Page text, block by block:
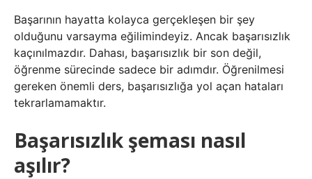
Başarının hayatta kolayca gerçekleşen bir şey
olduğunu varsayma eğilimindeyiz. Ancak başarısızlık
kaçınılmazdır. Dahası, başarısızlık bir son değil,
öğrenme sürecinde sadece bir adımdır. Öğrenilmesi
gereken önemli ders, başarısızlığa yol açan hataları
tekrarlamamaktır.
Başarısızlık şeması nasıl
aşılır?